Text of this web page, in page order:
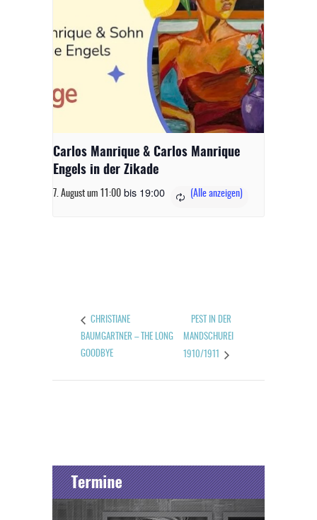
Carlos Manrique & Carlos Manrique
Engels in der Zikade
7. August um 11:00 bis 19:00
CHRISTIANE
BAUMGARTNER – THE LONG
GOODBYE
PEST IN DER
MANDSCHUREI
1910/1911